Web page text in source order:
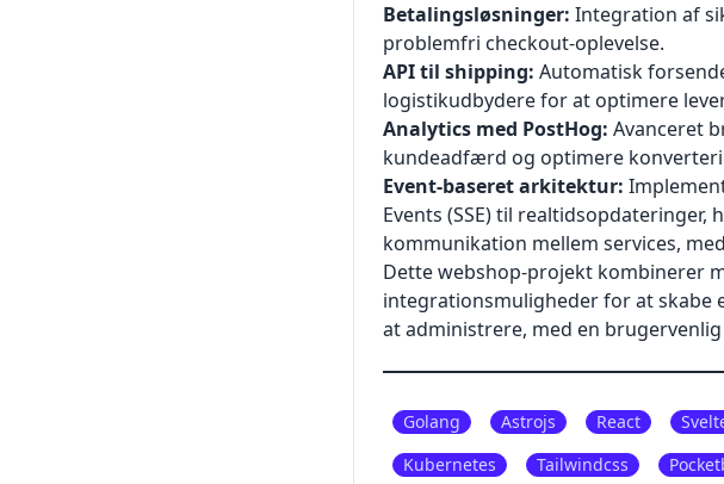
Betalingsløsninger: Integration af
problemfri checkout-oplevelse.
API til shipping: Automatisk
logistikudbydere for at optimere
Analytics med PostHog: Avanceret
kundeadfærd og optimere
Event-baseret arkitektur:
Events (SSE) til
kommunikation mellem services,
Dette webshop-projekt kombinerer
integrationsmuligheder for at skabe
at administrere, med en
Golang Astrojs React
Kubernetes
Tailwindcss